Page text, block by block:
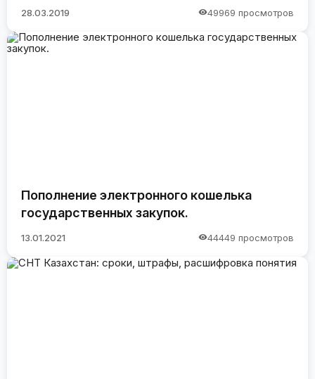
28.03.2019 49969 просмотров
Пополнение электронного кошелька
государственных закупок.
13.01.2021 44449 просмотров